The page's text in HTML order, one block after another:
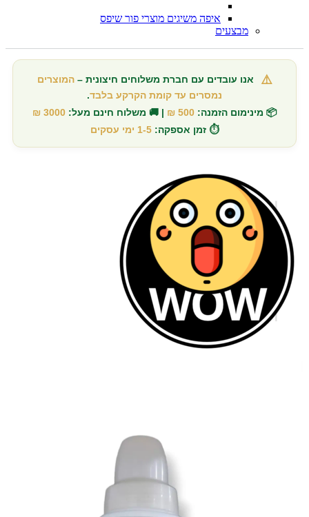
איפה משיגים מוצרי פור שיפס
מבצעים
⚠️ אנו עובדים עם חברת משלוחים חיצונית –המוצרים
נמסרים עד קומת הקרקע בלבד.
📦 מינימום הזמנה: 500 ₪ | 🚚 משלוח חינם מעל: 3000 ₪
⏱️ זמן אספקה: 1-5 ימי עסקים